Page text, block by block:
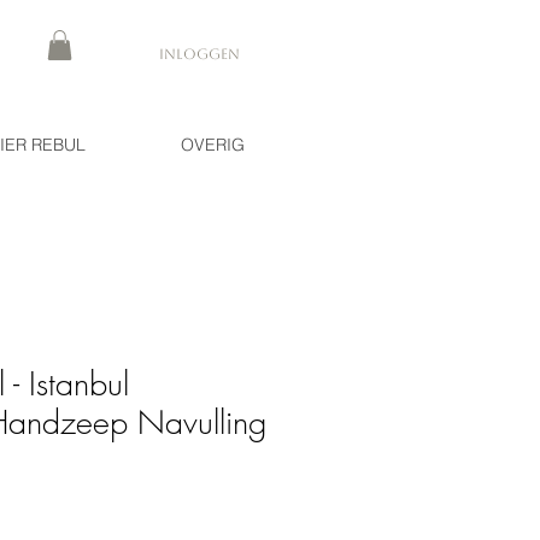
Inloggen
REBUL OVERIG
Istanbul
Navulling